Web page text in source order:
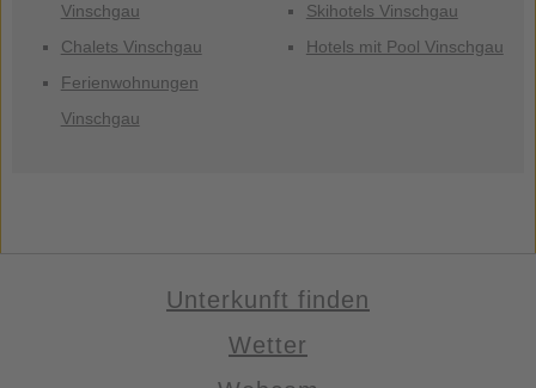
Vinschgau
Chalets Vinschgau
Ferienwohnungen
Vinschgau
Skihotels Vinschgau
Hotels mit Pool Vinschgau
Unterkunft finden
Wetter